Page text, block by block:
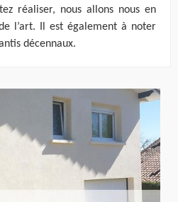
réaliser, nous allons nous en
l’art. Il est également à noter
décennaux.